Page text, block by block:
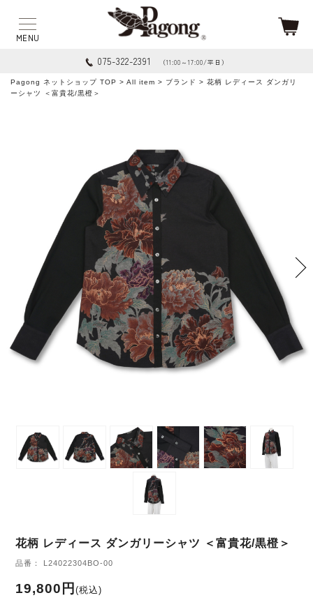
075-322-2391 （11:00～17:00/平日）
Pagong ネットショップ TOP > All item > ブランド > 花柄 レディース ダンガリ
ーシャツ ＜富貴花/黒橙＞
花柄 レディース ダンガリーシャツ ＜富貴花/黒橙＞
品番： L24022304BO-00
19,800円(税込)